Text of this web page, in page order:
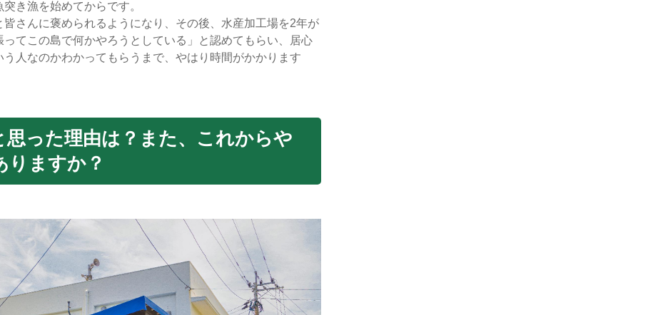
き漁を始めてからです。
さんに褒められるようになり、その後、水産加工場を2年が
てこの島で何かやろうとしている」と認めてもらい、居心
人なのかわかってもらうまで、やはり時間がかかります
った理由は？また、これからや
りますか？